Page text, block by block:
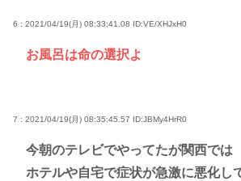
6 : 2021/04/19(月) 08:33:41.08 ID:VE/XHJxH0
お風呂は命の選択よ
7 : 2021/04/19(月) 08:35:45.57 ID:JBMy4HrR0
今朝のテレビでやってたが関西では
ホテルや自宅で症状が急激に悪化し